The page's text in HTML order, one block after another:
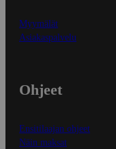
Myymälät
Asiakaspalvelu
Ohjeet
Ensitilaajan ohjeet
Näin maksat